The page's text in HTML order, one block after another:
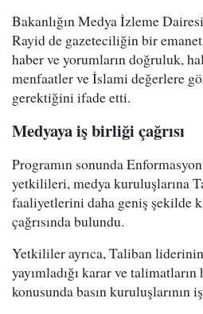
Bakanlığın Medya İzleme
Rayid de gazeteciliğin bir
haber ve yorumların doğruluk,
menfaatler ve İslami değerlere
gerektiğini ifade etti.
Medyaya iş birliği çağrısı
Programın sonunda
yetkilileri, medya kuruluşlarına
faaliyetlerini daha geniş şekilde
çağrısında bulundu.
Yetkililer ayrıca, Taliban
yayımladığı karar ve talimatların
konusunda basın kuruluşlarının